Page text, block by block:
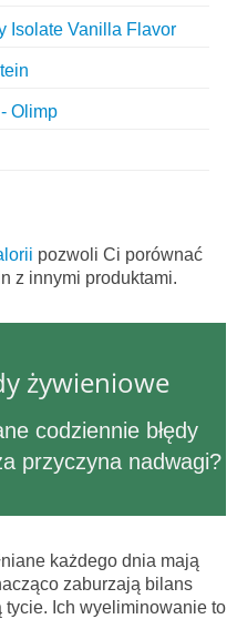
Isolate Vanilla Flavor
Olimp
pozwoli Ci porównać
z innymi produktami.
żywieniowe
codziennie błędy
przyczyna nadwagi?
każdego dnia mają
zaburzają bilans
tycie. Ich wyeliminowanie to